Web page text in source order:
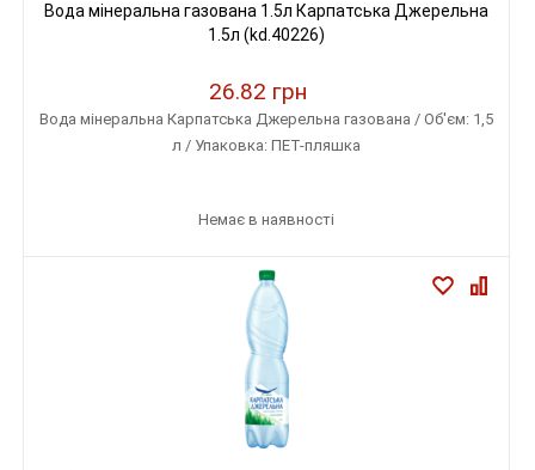
Вода мінеральна газована 1.5л Карпатська Джерельна
1.5л (kd.40226)
26.82 грн
Вода мінеральна Карпатська Джерельна газована / Об'єм: 1,5
л / Упаковка: ПЕТ-пляшка
Немає в наявності